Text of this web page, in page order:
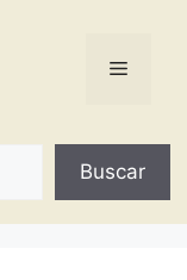
Menú
Buscar